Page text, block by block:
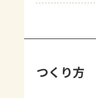
つくり方